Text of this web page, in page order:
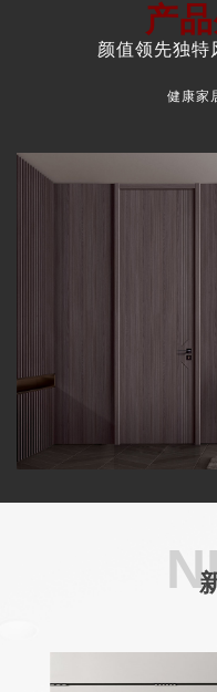
产
颜值领先独特
健康家